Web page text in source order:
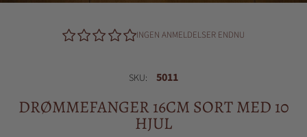
INGEN ANMELDELSER ENDNU
SKU: 5011
DRØMMEFANGER 16CM SORT MED 10
HJUL